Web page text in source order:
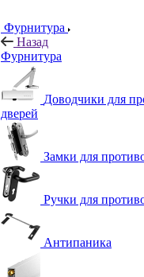
Фурнитура
Назад
Фурнитура
Доводчики для
дверей
Замки для
Ручки для
Антипаника